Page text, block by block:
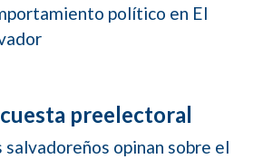
político en El
preelectoral
salvadoreños opinan sobre el